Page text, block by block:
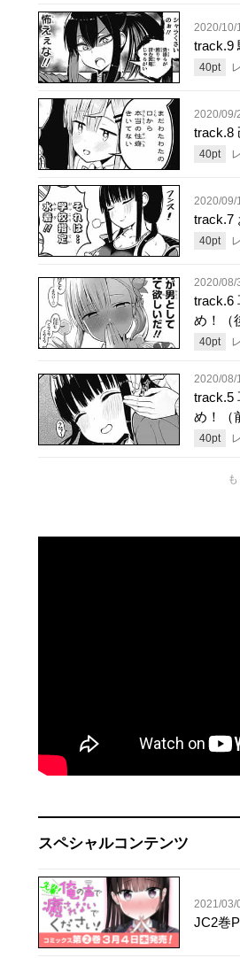
2020/10/
track.9
40pt
2020/09/
track.8
40pt
2020/09/
track.7
40pt
2020/08/
track.6
め！（
40pt
2020/08/
track.5
め！（
40pt
スペシャルコンテンツ
2021/03/
JC2巻